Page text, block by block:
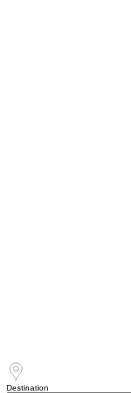
Destination